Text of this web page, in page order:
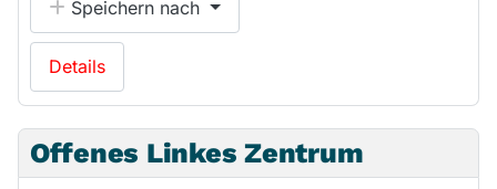
Speichern nach
Details
Offenes Linkes Zentrum